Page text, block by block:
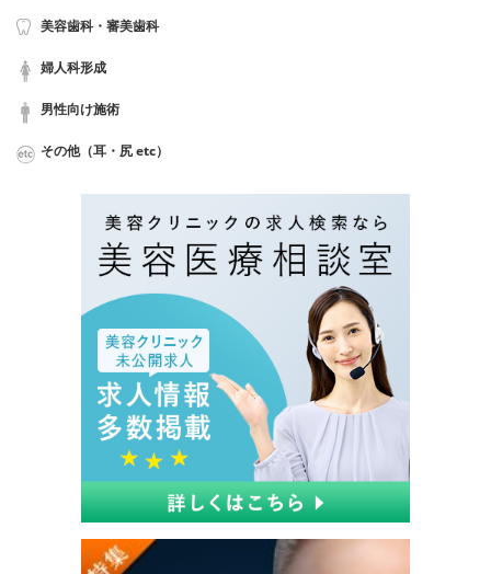
美容歯科・審美歯科
婦人科形成
男性向け施術
その他（耳・尻 etc）